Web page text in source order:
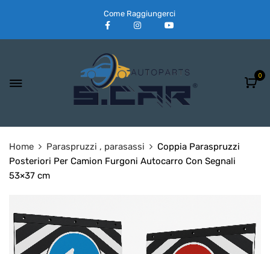
Come Raggiungerci
0
Home Paraspruzzi , parasassi
Coppia Paraspruzzi
Posteriori Per Camion Furgoni Autocarro Con Segnali
53×37 cm